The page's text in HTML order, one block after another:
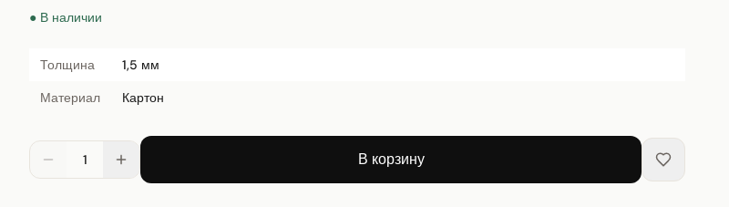
● В наличии
Толщина
1,5 мм
Материал
Картон
1 В корзину